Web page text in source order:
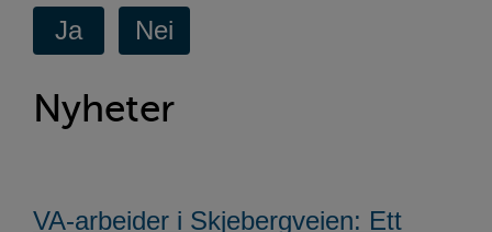
Nyheter
VA-arbeider i Skjebergveien: Ett